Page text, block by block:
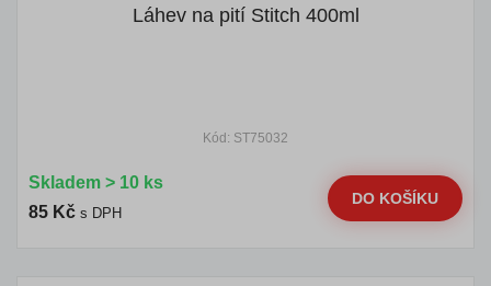
Láhev na pití Stitch 400ml
Kód: ST75032
Skladem > 10 ks
85 Kč s DPH
DO KOŠÍKU